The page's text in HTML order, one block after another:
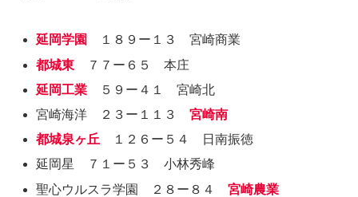
延岡学園
１８９ー１３ 宮崎商業
都城東 ７７ー６５ 本庄
延岡工業 ５９ー４１ 宮崎北
宮崎海洋 ２３ー１１３宮崎南
都城泉ヶ丘 １２６ー５４ 日南振徳
延岡星 ７１ー５３ 小林秀峰
聖心ウルスラ学園 ２８ー８４宮崎農業